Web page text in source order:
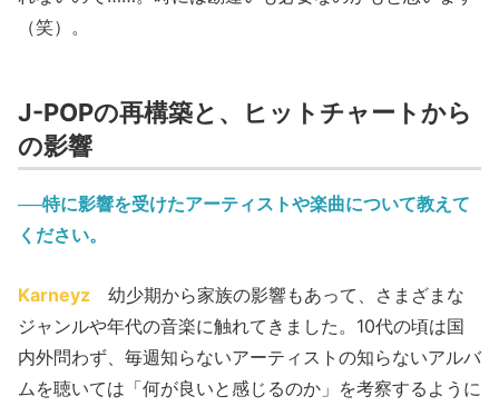
（笑）。
J-POPの再構築と、ヒットチャートから
の影響
──特に影響を受けたアーティストや楽曲について教えて
ください。
Karneyz 幼少期から家族の影響もあって、さまざまな
ジャンルや年代の音楽に触れてきました。10代の頃は国
内外問わず、毎週知らないアーティストの知らないアルバ
ムを聴いては「何が良いと感じるのか」を考察するように